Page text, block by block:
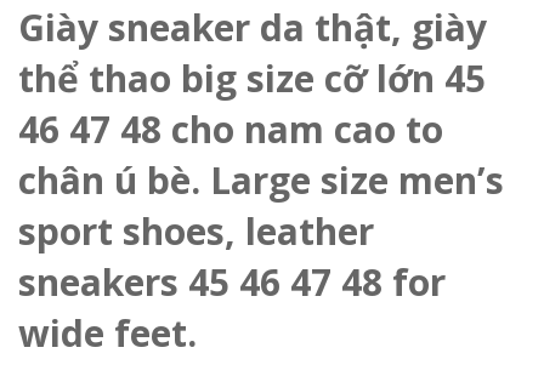
Giày sneaker da thật, giày
thể thao big size cỡ lớn 45
46 47 48 cho nam cao to
chân ú bè. Large size men’s
sport shoes, leather
sneakers 45 46 47 48 for
wide feet.